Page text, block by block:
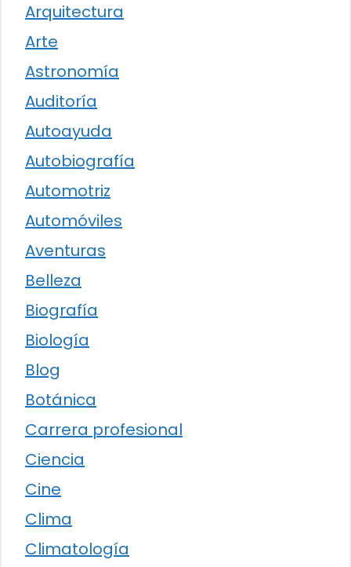
Arquitectura
Arte
Astronomía
Auditoría
Autoayuda
Autobiografía
Automotriz
Automóviles
Aventuras
Belleza
Biografía
Biología
Blog
Botánica
Carrera profesional
Ciencia
Cine
Clima
Climatología